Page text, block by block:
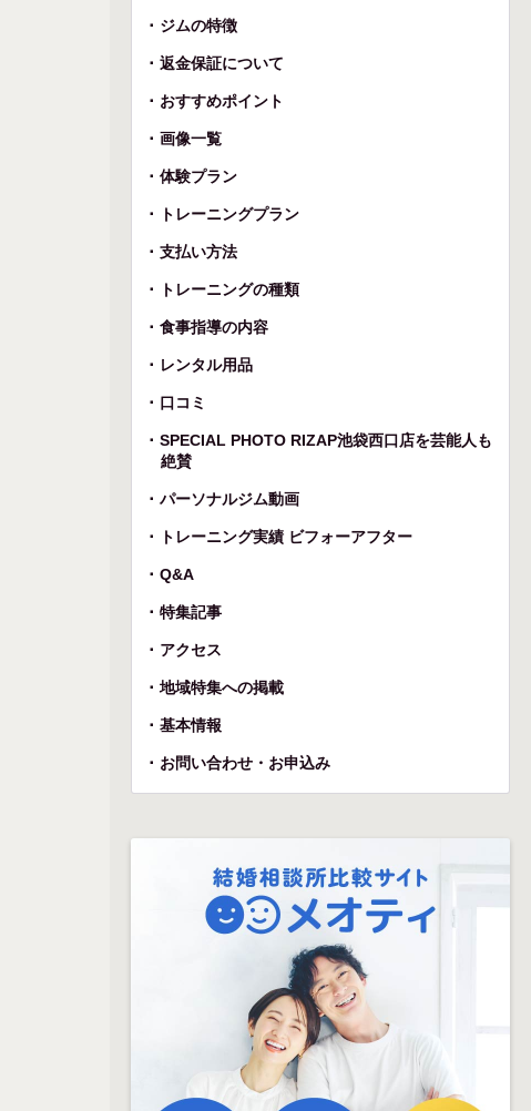
ジムの特徴
返金保証について
おすすめポイント
画像一覧
体験プラン
トレーニングプラン
支払い方法
トレーニングの種類
食事指導の内容
レンタル用品
口コミ
SPECIAL PHOTO RIZAP池袋西口店を芸能人も
絶賛
パーソナルジム動画
トレーニング実績 ビフォーアフター
Q&A
特集記事
アクセス
地域特集への掲載
基本情報
お問い合わせ・お申込み